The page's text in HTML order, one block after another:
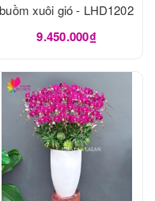
buồm xuôi gió - LHD1202
9.450.000₫